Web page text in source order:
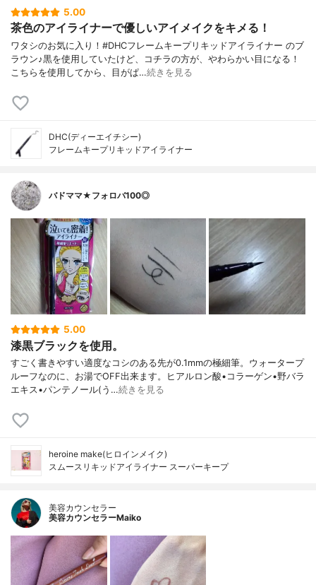
5.00
茶色のアイライナーで優しいアイメイクをキメる！
ワタシのお気に入り！#DHCフレームキープリキッドアイライナー のブ
ラウン♪黒を使用していたけど、コチラの方が、やわらかい目になる！
こちらを使用してから、目がぱ…続きを見る
DHC(ディーエイチシー)
フレームキープリキッドアイライナー
バドママ★フォロバ100◎
5.00
漆黒ブラックを使用。
すごく書きやすい適度なコシのある先が0.1mmの極細筆。ウォータープ
ルーフなのに、お湯でOFF出来ます。ヒアルロン酸•コラーゲン•野バラ
エキス•パンテノール(う…続きを見る
heroine make(ヒロインメイク)
スムースリキッドアイライナー スーパーキープ
美容カウンセラー
美容カウンセラーMaiko